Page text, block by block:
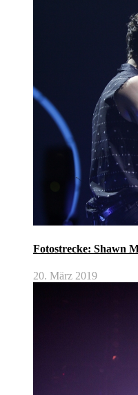
Fotostrecke: Shawn
20. März 2019